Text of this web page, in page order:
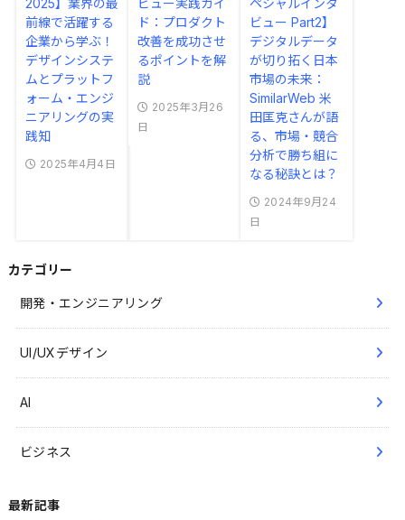
前線で活躍する
企業から学ぶ！
デザインシステ
ムとプラットフ
ォーム・エンジ
ニアリングの実
践知
2025年4月4日
ド：プロダクト
改善を成功させ
るポイントを解
説
2025年3月26
日
ビュー Part2】
デジタルデータ
が切り拓く日本
市場の未来：
SimilarWeb 米
田匡克さんが語
る、市場・競合
分析で勝ち組に
なる秘訣とは？
2024年9月24
日
カテゴリー
開発・エンジニアリング
UI/UXデザイン
AI
ビジネス
最新記事